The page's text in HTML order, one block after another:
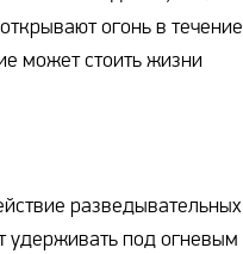
огонь в течение
может стоить жизни
разведывательных
удерживать под огневым